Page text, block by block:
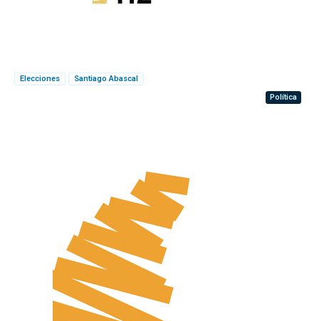
Elecciones
Santiago Abascal
Política